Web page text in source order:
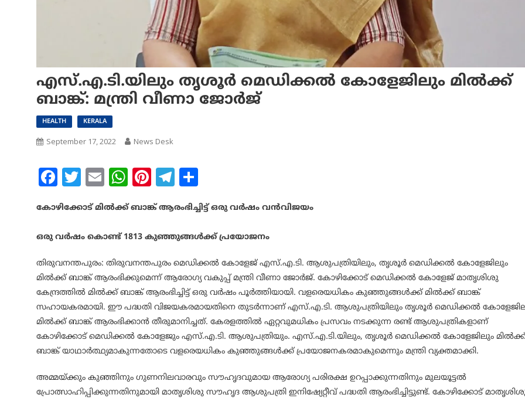
എസ്.എ.ടി.യിലും തൃശൂര്‍ മെഡിക്കല്‍ കോളേജിലും മില്‍ക്ക്
ബാങ്ക്: മന്ത്രി വീണാ ജോര്‍ജ്
HEALTH KERALA
September 17, 2022 News Desk
Facebook
Twitter
EmailWhatsApp
Pinterest
Telegram
കോഴിക്കോട് മില്‍ക്ക് ബാങ്ക് ആരംഭിച്ചിട്ട് ഒരു വര്‍ഷം വന്‍വിജയം
ഒരു വര്‍ഷം കൊണ്ട് 1813 കുഞ്ഞുങ്ങള്‍ക്ക് പ്രയോജനം
തിരുവനന്തപുരം: തിരുവനന്തപുരം മെഡിക്കല്‍ കോളേജ് എസ്.എ.ടി. ആശുപത്രിയിലും, തൃശൂര്‍ മെഡിക്കല്‍ കോളേജിലും
മില്‍ക്ക് ബാങ്ക് ആരംഭിക്കുമെന്ന് ആരോഗ്യ വകുപ്പ് മന്ത്രി വീണാ ജോര്‍ജ്. കോഴിക്കോട് മെഡിക്കല്‍ കോളേജ് മാതൃശിശു
കേന്ദ്രത്തില്‍ മില്‍ക്ക് ബാങ്ക് ആരംഭിച്ചിട്ട് ഒരു വര്‍ഷം പൂര്‍ത്തിയായി. വളരെയധികം കുഞ്ഞുങ്ങള്‍ക്ക് മില്‍ക്ക് ബാങ്ക്
സഹായകരമായി. ഈ പദ്ധതി വിജയകരമായതിനെ തുടര്‍ന്നാണ് എസ്.എ.ടി. ആശുപത്രിയിലും തൃശൂര്‍ മെഡിക്കല്‍
മില്‍ക്ക് ബാങ്ക് ആരംഭിക്കാന്‍ തീരുമാനിച്ചത്. കേരളത്തില്‍ ഏറ്റവുമധികം പ്രസവം നടക്കുന്ന രണ്ട് ആശുപത്രികളാണ്
കോഴിക്കോട് മെഡിക്കല്‍ കോളേജും എസ്.എ.ടി. ആശുപത്രിയും. എസ്.എ.ടി.യിലും, തൃശൂര്‍ മെഡിക്കല്‍ കോളേജിലും
ബാങ്ക് യാഥാര്‍ത്ഥ്യമാകുന്നതോടെ വളരെയധികം കുഞ്ഞുങ്ങള്‍ക്ക് പ്രയോജനകരമാകുമെന്നും മന്ത്രി വ്യക്തമാക്കി.
അമ്മയ്ക്കും കുഞ്ഞിനും ഗുണനിലവാരവും സൗഹൃദവുമായ ആരോഗ്യ പരിരക്ഷ ഉറപ്പാക്കുന്നതിനും മുലയൂട്ടല്‍
പ്രോത്സാഹിപ്പിക്കുന്നതിനുമായി മാതൃശിശു സൗഹൃദ ആശുപത്രി ഇനിഷ്യേറ്റീവ് പദ്ധതി ആരംഭിച്ചിട്ടുണ്ട്. കോഴിക്കോട്